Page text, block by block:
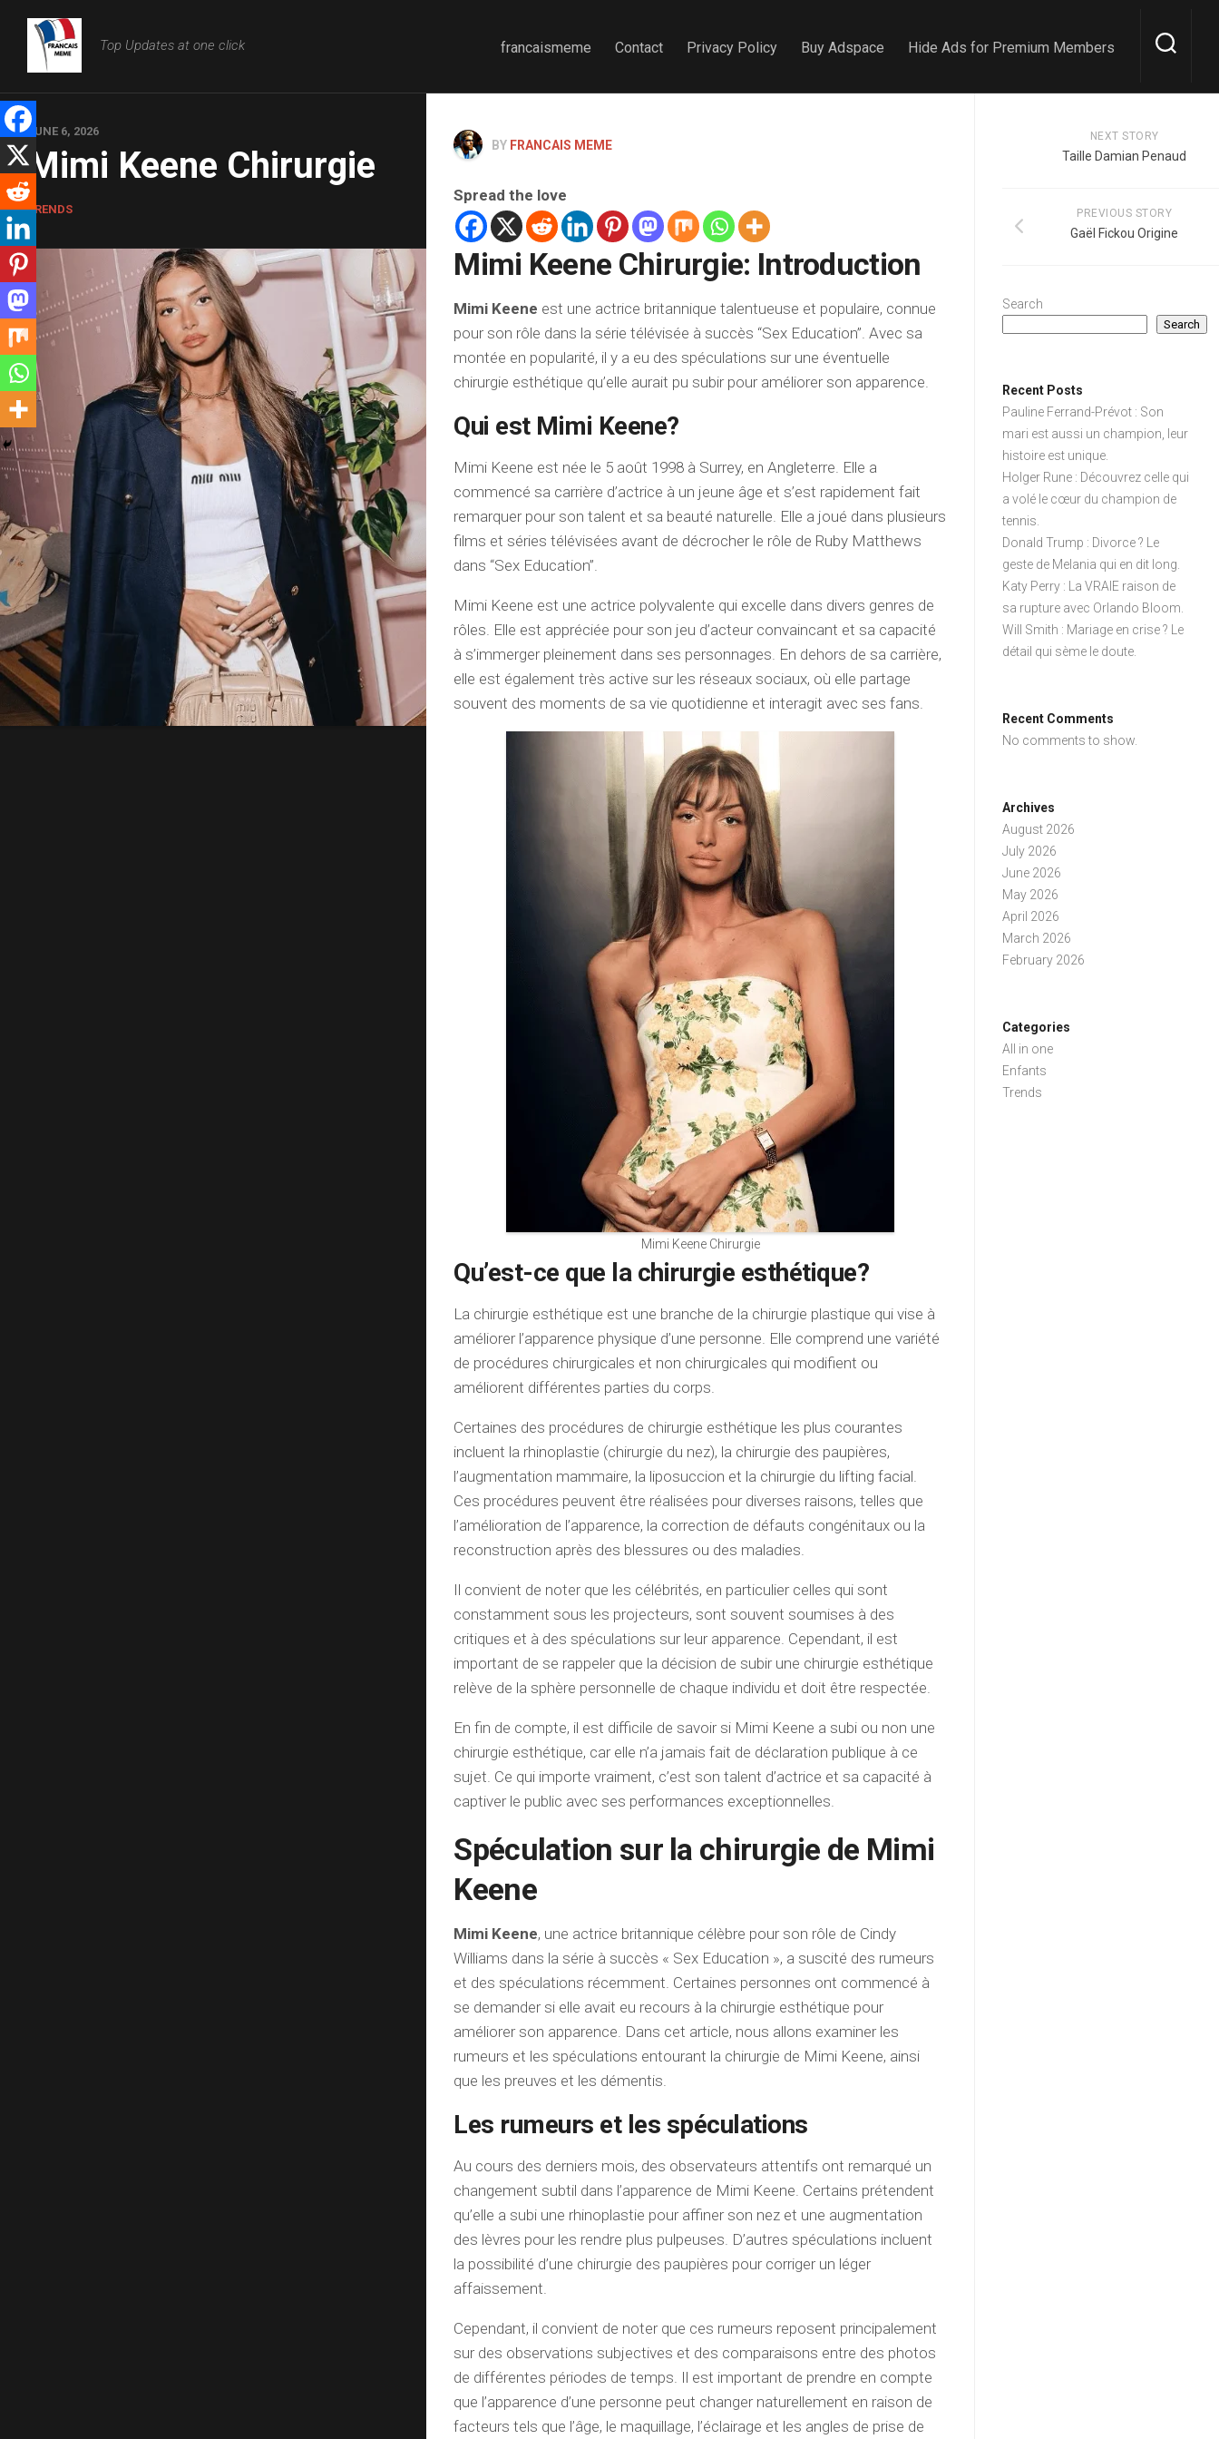
content
Top Updates at one click francaismeme Contact Privacy Policy Buy Adspace Hide Ads for Premium Members
JUNE 6, 2026
Mimi Keene Chirurgie
TRENDS
BY FRANCAIS MEME
Spread the love
Mimi Keene Chirurgie: Introduction
Mimi Keene est une actrice britannique talentueuse et populaire, connue
pour son rôle dans la série télévisée à succès “Sex Education”. Avec sa
montée en popularité, il y a eu des spéculations sur une éventuelle
chirurgie esthétique qu’elle aurait pu subir pour améliorer son apparence.
Qui est Mimi Keene?
Mimi Keene est née le 5 août 1998 à Surrey, en Angleterre. Elle a
commencé sa carrière d’actrice à un jeune âge et s’est rapidement fait
remarquer pour son talent et sa beauté naturelle. Elle a joué dans plusieurs
films et séries télévisées avant de décrocher le rôle de Ruby Matthews
dans “Sex Education”.
Mimi Keene est une actrice polyvalente qui excelle dans divers genres de
rôles. Elle est appréciée pour son jeu d’acteur convaincant et sa capacité
à s’immerger pleinement dans ses personnages. En dehors de sa carrière,
elle est également très active sur les réseaux sociaux, où elle partage
souvent des moments de sa vie quotidienne et interagit avec ses fans.
Mimi Keene Chirurgie
Qu’est-ce que la chirurgie esthétique?
La chirurgie esthétique est une branche de la chirurgie plastique qui vise à
améliorer l’apparence physique d’une personne. Elle comprend une variété
de procédures chirurgicales et non chirurgicales qui modifient ou
améliorent différentes parties du corps.
Certaines des procédures de chirurgie esthétique les plus courantes
incluent la rhinoplastie (chirurgie du nez), la chirurgie des paupières,
l’augmentation mammaire, la liposuccion et la chirurgie du lifting facial.
Ces procédures peuvent être réalisées pour diverses raisons, telles que
l’amélioration de l’apparence, la correction de défauts congénitaux ou la
reconstruction après des blessures ou des maladies.
Il convient de noter que les célébrités, en particulier celles qui sont
constamment sous les projecteurs, sont souvent soumises à des
critiques et à des spéculations sur leur apparence. Cependant, il est
important de se rappeler que la décision de subir une chirurgie esthétique
relève de la sphère personnelle de chaque individu et doit être respectée.
En fin de compte, il est difficile de savoir si Mimi Keene a subi ou non une
chirurgie esthétique, car elle n’a jamais fait de déclaration publique à ce
sujet. Ce qui importe vraiment, c’est son talent d’actrice et sa capacité à
captiver le public avec ses performances exceptionnelles.
Spéculation sur la chirurgie de Mimi
Keene
Mimi Keene, une actrice britannique célèbre pour son rôle de Cindy
Williams dans la série à succès « Sex Education », a suscité des rumeurs
et des spéculations récemment. Certaines personnes ont commencé à
se demander si elle avait eu recours à la chirurgie esthétique pour
améliorer son apparence. Dans cet article, nous allons examiner les
rumeurs et les spéculations entourant la chirurgie de Mimi Keene, ainsi
que les preuves et les démentis.
Les rumeurs et les spéculations
Au cours des derniers mois, des observateurs attentifs ont remarqué un
changement subtil dans l’apparence de Mimi Keene. Certains prétendent
qu’elle a subi une rhinoplastie pour affiner son nez et une augmentation
des lèvres pour les rendre plus pulpeuses. D’autres spéculations incluent
la possibilité d’une chirurgie des paupières pour corriger un léger
affaissement.
Cependant, il convient de noter que ces rumeurs reposent principalement
sur des observations subjectives et des comparaisons entre des photos
de différentes périodes de temps. Il est important de prendre en compte
que l’apparence d’une personne peut changer naturellement en raison de
facteurs tels que l’âge, le maquillage, l’éclairage et les angles de prise de
NEXT STORY
Taille Damian Penaud
PREVIOUS STORY
Gaël Fickou Origine
Search
Search
Recent Posts
Pauline Ferrand-Prévot : Son
mari est aussi un champion, leur
histoire est unique.
Holger Rune : Découvrez celle qui
a volé le cœur du champion de
tennis.
Donald Trump : Divorce ? Le
geste de Melania qui en dit long.
Katy Perry : La VRAIE raison de
sa rupture avec Orlando Bloom.
Will Smith : Mariage en crise ? Le
détail qui sème le doute.
Recent Comments
No comments to show.
Archives
August 2026
July 2026
June 2026
May 2026
April 2026
March 2026
February 2026
Categories
All in one
Enfants
Trends